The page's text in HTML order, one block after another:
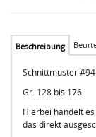
Beschreibung
Schnittmuster #94
Gr. 128 bis 176
Hierbei handelt
das direkt